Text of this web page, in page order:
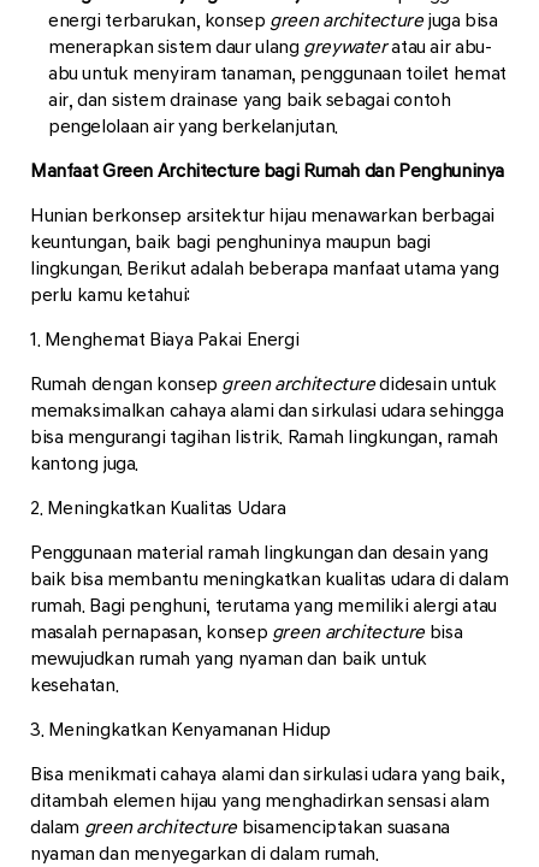
energi terbarukan, konsep green architecture juga bisa
menerapkan sistem daur ulang greywateratau air abu-
abu untuk menyiram tanaman, penggunaan toilet hemat
air, dan sistem drainase yang baik sebagai contoh
pengelolaan air yang berkelanjutan.
Manfaat Green Architecture bagi Rumah dan Penghuninya
Hunian berkonsep arsitektur hijau menawarkan berbagai
keuntungan, baik bagi penghuninya maupun bagi
lingkungan. Berikut adalah beberapa manfaat utama yang
perlu kamu ketahui:
1. Menghemat Biaya Pakai Energi
Rumah dengan konsep green architecturedidesain untuk
memaksimalkan cahaya alami dan sirkulasi udara sehingga
bisa mengurangi tagihan listrik. Ramah lingkungan, ramah
kantong juga.
2. Meningkatkan Kualitas Udara
Penggunaan material ramah lingkungan dan desain yang
baik bisa membantu meningkatkan kualitas udara di dalam
rumah. Bagi penghuni, terutama yang memiliki alergi atau
masalah pernapasan, konsep green architecture bisa
mewujudkan rumah yang nyaman dan baik untuk
kesehatan.
3. Meningkatkan Kenyamanan Hidup
Bisa menikmati cahaya alami dan sirkulasi udara yang baik,
ditambah elemen hijau yang menghadirkan sensasi alam
dalam green architecturebisamenciptakan suasana
nyaman dan menyegarkan di dalam rumah.